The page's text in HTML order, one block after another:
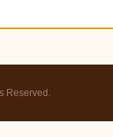
Reserved.